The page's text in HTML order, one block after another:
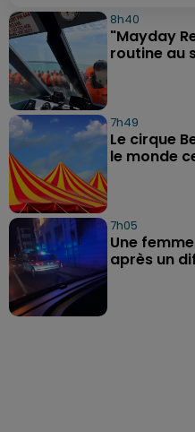
8h40
"Mayday
routine au
7h49
Le cirque
le monde
7h05
Une
après un